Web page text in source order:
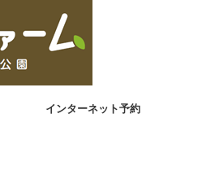
インターネット予約